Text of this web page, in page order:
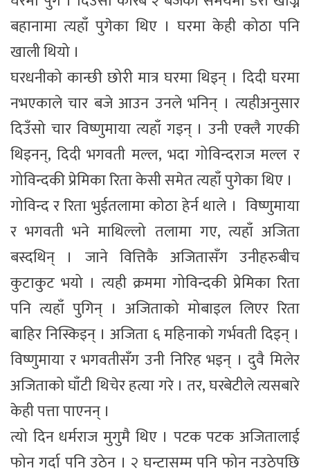
बहानामा त्यहाँ पुगेका थिए । घरमा केही कोठा पनि
खाली थियो ।
घरधनीको कान्छी छोरी मात्र घरमा थिइन् । दिदी घरमा
नभएकाले चार बजे आउन उनले भनिन् । त्यहीअनुसार
दिउँसो चार विष्णुमाया त्यहाँ गइन् । उनी एक्लै गएकी
थिइनन्, दिदी भगवती मल्ल, भदा गोविन्दराज मल्ल र
गोविन्दकी प्रेमिका रिता केसी समेत त्यहाँ पुगेका थिए ।
गोविन्द र रिता भुईतलामा कोठा हेर्न थाले । विष्णुमाया
र भगवती भने माथिल्लो तलामा गए, त्यहाँ अजिता
बस्दथिन् । जाने वित्तिकै अजितासँग उनीहरुबीच
कुटाकुट भयो । त्यही क्रममा गोविन्दकी प्रेमिका रिता
पनि त्यहाँ पुगिन् । अजिताको मोबाइल लिएर रिता
बाहिर निस्किइन् । अजिता ६ महिनाको गर्भवती दिइन् ।
विष्णुमाया र भगवतीसँग उनी निरिह भइन् । दुवै मिलेर
अजिताको घाँटी थिचेर हत्या गरे । तर, घरबेटीले त्यसबारे
केही पत्ता पाएनन् ।
त्यो दिन धर्मराज मुगुमै थिए । पटक पटक अजितालाई
फोन गर्दा पनि उठेन । २ घन्टासम्म पनि फोन नउठेपछि